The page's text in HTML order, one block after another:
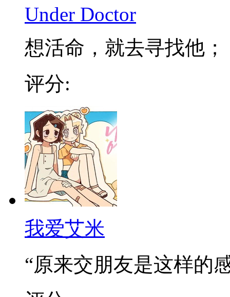
Under Doctor
想活命，就去寻找他；
评分:
我爱艾米
“原来交朋友是这样的